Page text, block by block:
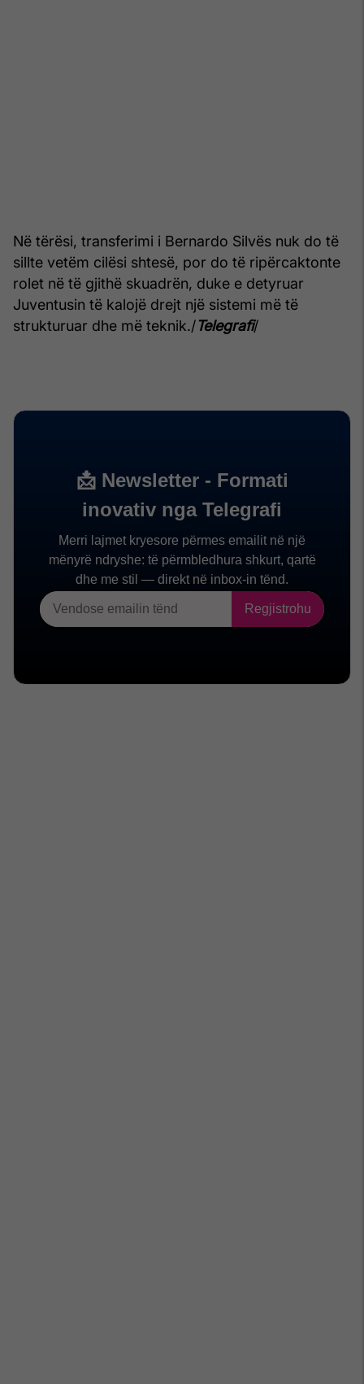
Në tërësi, transferimi i Bernardo Silvës nuk do të
sillte vetëm cilësi shtesë, por do të ripërcaktonte
rolet në të gjithë skuadrën, duke e detyruar
Juventusin të kalojë drejt një sistemi më të
strukturuar dhe më teknik./Telegrafi/